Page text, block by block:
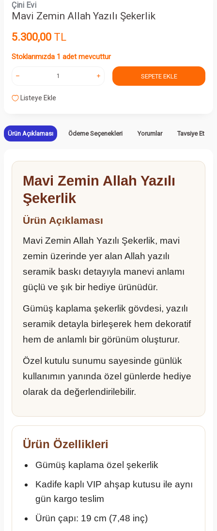
Çini Evi
Mavi Zemin Allah Yazılı Şekerlik
5.300,00 TL
Stoklarımızda 1 adet mevcuttur
SEPETE EKLE
Listeye Ekle
Ürün Açıklaması Ödeme Seçenekleri Yorumlar Tavsiye Et
Mavi Zemin Allah Yazılı
Şekerlik
Ürün Açıklaması
Mavi Zemin Allah Yazılı Şekerlik, mavi
zemin üzerinde yer alan Allah yazılı
seramik baskı detayıyla manevi anlamı
güçlü ve şık bir hediye ürünüdür.
Gümüş kaplama şekerlik gövdesi, yazılı
seramik detayla birleşerek hem dekoratif
hem de anlamlı bir görünüm oluşturur.
Özel kutulu sunumu sayesinde günlük
kullanımın yanında özel günlerde hediye
olarak da değerlendirilebilir.
Ürün Özellikleri
Gümüş kaplama özel şekerlik
Kadife kaplı VIP ahşap kutusu ile aynı
gün kargo teslim
Ürün çapı: 19 cm (7,48 inç)